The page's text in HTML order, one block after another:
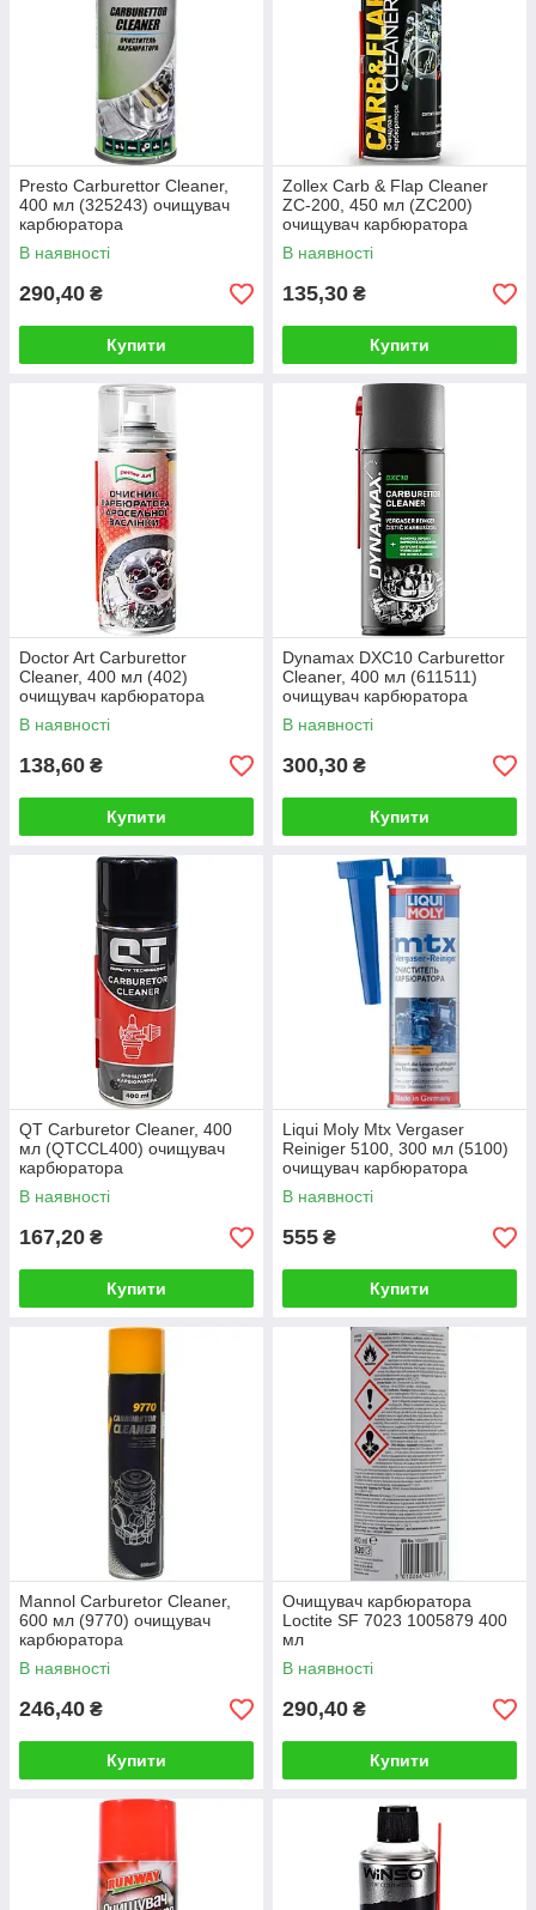
Presto Carburettor Cleaner,
400 мл (325243) очищувач
карбюратора
В наявності
290,40 ₴
Купити
Zollex Carb & Flap Cleaner
ZC-200, 450 мл (ZC200)
очищувач карбюратора
В наявності
135,30 ₴
Купити
Doctor Art Carburettor
Cleaner, 400 мл (402)
очищувач карбюратора
В наявності
138,60 ₴
Купити
Dynamax DXC10 Carburettor
Cleaner, 400 мл (611511)
очищувач карбюратора
В наявності
300,30 ₴
Купити
QT Carburetor Cleaner, 400
мл (QTCCL400) очищувач
карбюратора
В наявності
167,20 ₴
Купити
Liqui Moly Mtx Vergaser
Reiniger 5100, 300 мл (5100)
очищувач карбюратора
В наявності
555 ₴
Купити
Mannol Carburetor Cleaner,
600 мл (9770) очищувач
карбюратора
В наявності
246,40 ₴
Купити
Очищувач карбюратора
Loctite SF 7023 1005879 400
мл
В наявності
290,40 ₴
Купити